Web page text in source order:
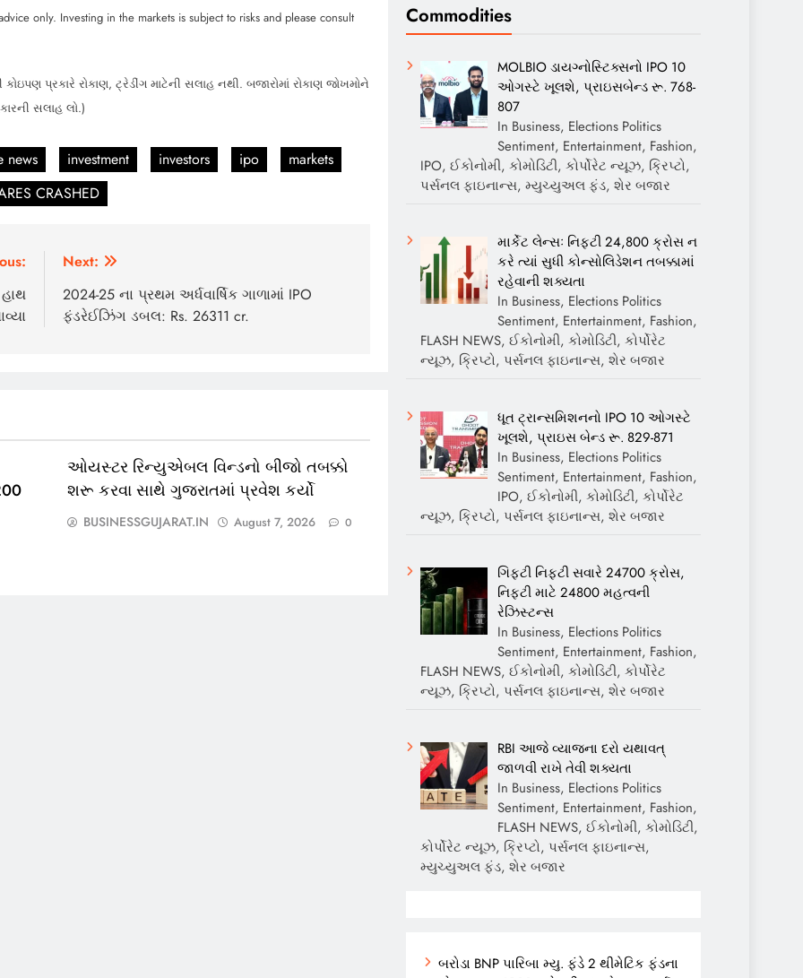
only. Investing in the markets is subject to risks and please consult
પ્રકારે રોકાણ, ટ્રેડીંગ માટેની સલાહ નથી. બજારોમાં રોકાણ જોખમોને
સલાહ લો.)
news investment investors ipo
markets
CRASHED
Next:
2024-25 ના પ્રથમ અર્ધવાર્ષિક ગાળામાં IPO
ફંડરેઈઝિંગ ડબલ: Rs. 26311 cr.
ઓયસ્ટર રિન્યુએબલ વિન્ડનો બીજો તબક્કો
શરૂ કરવા સાથે ગુજરાતમાં પ્રવેશ કર્યો
BUSINESSGUJARAT.IN August 7, 2026 0
Commodities
MOLBIO ડાયગ્નોસ્ટિક્સનો IPO 10
ઓગસ્ટે ખૂલશે, પ્રાઇસબેન્ડ રૂ. 768-
807
In Business, Elections Politics
Sentiment, Entertainment, Fashion,
IPO, ઈકોનોમી, કોમોડિટી, કોર્પોરેટ ન્યૂઝ, ક્રિપ્ટો,
પર્સનલ ફાઇનાન્સ, મ્યુચ્યુઅલ ફંડ, શેર બજાર
માર્કેટ લેન્સઃ નિફ્ટી 24,800 ક્રોસ ન
કરે ત્યાં સુધી કોન્સોલિડેશન તબક્કામાં
રહેવાની શક્યતા
In Business, Elections Politics
Sentiment, Entertainment, Fashion,
FLASH NEWS, ઈકોનોમી, કોમોડિટી, કોર્પોરેટ
ન્યૂઝ, ક્રિપ્ટો, પર્સનલ ફાઇનાન્સ, શેર બજાર
ધૂત ટ્રાન્સમિશનનો IPO 10 ઓગસ્ટે
ખૂલશે, પ્રાઇસ બેન્ડ રૂ. 829-871
In Business, Elections Politics
Sentiment, Entertainment, Fashion,
IPO, ઈકોનોમી, કોમોડિટી, કોર્પોરેટ
ન્યૂઝ, ક્રિપ્ટો, પર્સનલ ફાઇનાન્સ, શેર બજાર
ગિફ્ટી નિફ્ટી સવારે 24700 ક્રોસ,
નિફ્ટી માટે 24800 મહત્વની
રેઝિસ્ટન્સ
In Business, Elections Politics
Sentiment, Entertainment, Fashion,
FLASH NEWS, ઈકોનોમી, કોમોડિટી, કોર્પોરેટ
ન્યૂઝ, ક્રિપ્ટો, પર્સનલ ફાઇનાન્સ, શેર બજાર
RBI આજે વ્યાજના દરો યથાવત્
જાળવી રાખે તેવી શક્યતા
In Business, Elections Politics
Sentiment, Entertainment, Fashion,
FLASH NEWS, ઈકોનોમી, કોમોડિટી,
કોર્પોરેટ ન્યૂઝ, ક્રિપ્ટો, પર્સનલ ફાઇનાન્સ,
મ્યુચ્યુઅલ ફંડ, શેર બજાર
બરોડા BNP પારિબા મ્યુ. ફંડે 2 થીમેટિક ફંડના